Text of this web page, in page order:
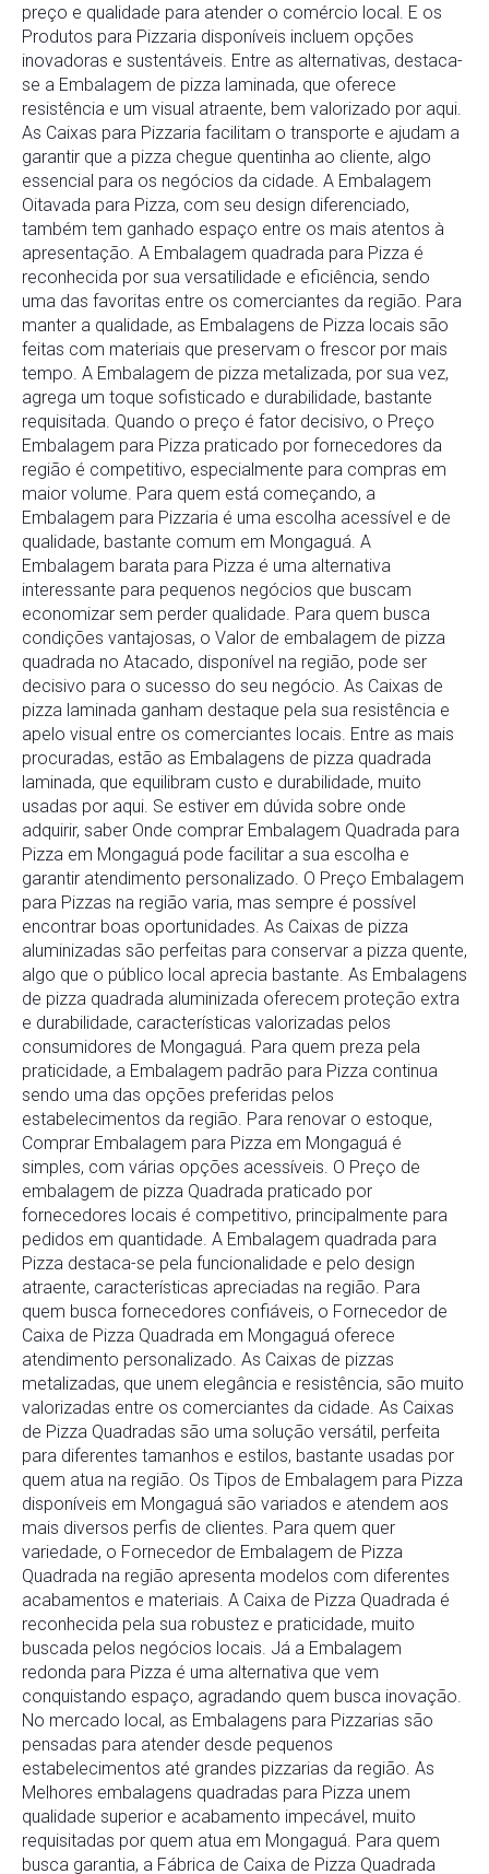
preço e qualidade para atender o comércio local. E os
Produtos para Pizzaria disponíveis incluem opções
inovadoras e sustentáveis. Entre as alternativas, destaca-
se a Embalagem de pizza laminada, que oferece
resistência e um visual atraente, bem valorizado por aqui.
As Caixas para Pizzaria facilitam o transporte e ajudam a
garantir que a pizza chegue quentinha ao cliente, algo
essencial para os negócios da cidade. A Embalagem
Oitavada para Pizza, com seu design diferenciado,
também tem ganhado espaço entre os mais atentos à
apresentação. A Embalagem quadrada para Pizza é
reconhecida por sua versatilidade e eficiência, sendo
uma das favoritas entre os comerciantes da região. Para
manter a qualidade, as Embalagens de Pizza locais são
feitas com materiais que preservam o frescor por mais
tempo. A Embalagem de pizza metalizada, por sua vez,
agrega um toque sofisticado e durabilidade, bastante
requisitada. Quando o preço é fator decisivo, o Preço
Embalagem para Pizza praticado por fornecedores da
região é competitivo, especialmente para compras em
maior volume. Para quem está começando, a
Embalagem para Pizzaria é uma escolha acessível e de
qualidade, bastante comum em Mongaguá. A
Embalagem barata para Pizza é uma alternativa
interessante para pequenos negócios que buscam
economizar sem perder qualidade. Para quem busca
condições vantajosas, o Valor de embalagem de pizza
quadrada no Atacado, disponível na região, pode ser
decisivo para o sucesso do seu negócio. As Caixas de
pizza laminada ganham destaque pela sua resistência e
apelo visual entre os comerciantes locais. Entre as mais
procuradas, estão as Embalagens de pizza quadrada
laminada, que equilibram custo e durabilidade, muito
usadas por aqui. Se estiver em dúvida sobre onde
adquirir, saber Onde comprar Embalagem Quadrada para
Pizza em Mongaguá pode facilitar a sua escolha e
garantir atendimento personalizado. O Preço Embalagem
para Pizzas na região varia, mas sempre é possível
encontrar boas oportunidades. As Caixas de pizza
aluminizadas são perfeitas para conservar a pizza quente,
algo que o público local aprecia bastante. As Embalagens
de pizza quadrada aluminizada oferecem proteção extra
e durabilidade, características valorizadas pelos
consumidores de Mongaguá. Para quem preza pela
praticidade, a Embalagem padrão para Pizza continua
sendo uma das opções preferidas pelos
estabelecimentos da região. Para renovar o estoque,
Comprar Embalagem para Pizza em Mongaguá é
simples, com várias opções acessíveis. O Preço de
embalagem de pizza Quadrada praticado por
fornecedores locais é competitivo, principalmente para
pedidos em quantidade. A Embalagem quadrada para
Pizza destaca-se pela funcionalidade e pelo design
atraente, características apreciadas na região. Para
quem busca fornecedores confiáveis, o Fornecedor de
Caixa de Pizza Quadrada em Mongaguá oferece
atendimento personalizado. As Caixas de pizzas
metalizadas, que unem elegância e resistência, são muito
valorizadas entre os comerciantes da cidade. As Caixas
de Pizza Quadradas são uma solução versátil, perfeita
para diferentes tamanhos e estilos, bastante usadas por
quem atua na região. Os Tipos de Embalagem para Pizza
disponíveis em Mongaguá são variados e atendem aos
mais diversos perfis de clientes. Para quem quer
variedade, o Fornecedor de Embalagem de Pizza
Quadrada na região apresenta modelos com diferentes
acabamentos e materiais. A Caixa de Pizza Quadrada é
reconhecida pela sua robustez e praticidade, muito
buscada pelos negócios locais. Já a Embalagem
redonda para Pizza é uma alternativa que vem
conquistando espaço, agradando quem busca inovação.
No mercado local, as Embalagens para Pizzarias são
pensadas para atender desde pequenos
estabelecimentos até grandes pizzarias da região. As
Melhores embalagens quadradas para Pizza unem
qualidade superior e acabamento impecável, muito
requisitadas por quem atua em Mongaguá. Para quem
busca garantia, a Fábrica de Caixa de Pizza Quadrada